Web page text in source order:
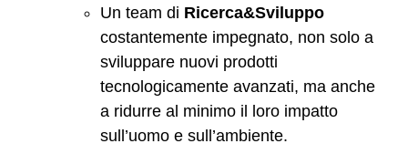
Un team di Ricerca&Sviluppo
costantemente impegnato, non solo a
sviluppare nuovi prodotti
tecnologicamente avanzati, ma anche
a ridurre al minimo il loro impatto
sull’uomo e sull’ambiente.